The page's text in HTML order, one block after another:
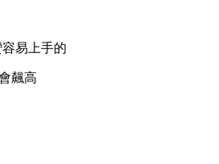
容易上手的
飆高